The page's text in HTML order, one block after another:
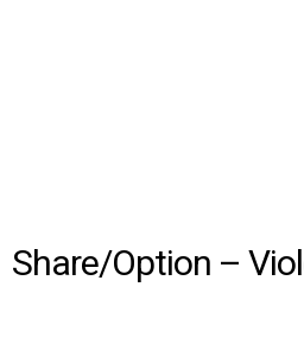
Share/Option –